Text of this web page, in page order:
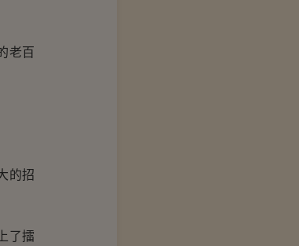
老百
的招
了擂